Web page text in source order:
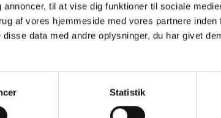
til at vise dig funktioner til sociale
af vores hjemmeside med vores partnere inden
data med andre oplysninger, du har givet
Statistik
fremover betaler 11 % (i stedet for de
eget bidrag fremover vil